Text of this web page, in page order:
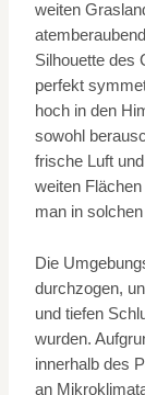
weiten
Silhouette des
perfekt
hoch in den
sowohl
frische Luft
weiten
man in
Die
durchzogen,
und tiefen
wurden.
innerhalb des
an